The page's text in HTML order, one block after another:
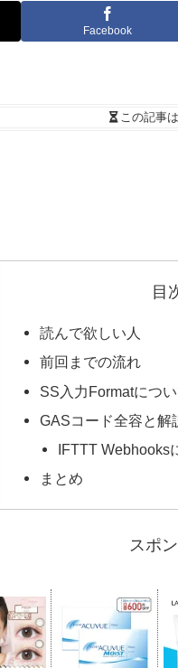
Facebook
この記事は
目
読んで欲しい人
前回までの流れ
SS入力Formatにつ
GASコード全容と解
IFTTT Webhooks
まとめ
スポ